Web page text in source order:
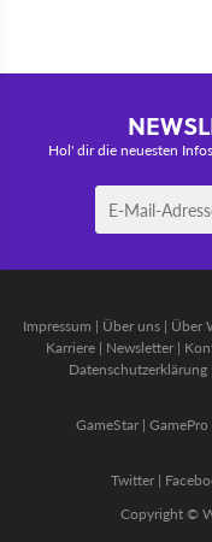
Hol' dir die neuesten
Impressum | Über uns| Über
Karriere | Newsletter |
Datenschutzerklärung
GameStar| GamePro
Twitter |
Copyright ©